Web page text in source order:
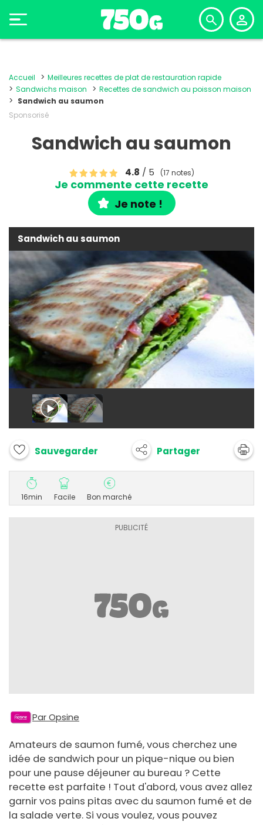
Accueil
Meilleures recettes de plat de restauration rapide
Sandwichs maison
Recettes de sandwich au poisson maison
Sandwich au saumon
Sponsorisé
Sandwich au saumon
4.8 / 5 (17 notes)
Je commente cette recette
Je note !
Sandwich au saumon
Sauvegarder Partager
16min Facile Bon marché
Par Opsine
Amateurs de saumon fumé, vous cherchez une
idée de sandwich pour un pique-nique ou bien
pour une pause déjeuner au bureau ? Cette
recette est parfaite ! Tout d'abord, vous avez allez
garnir vos pains pitas avec du saumon fumé et de
la salade verte. Si vous voulez, vous pouvez